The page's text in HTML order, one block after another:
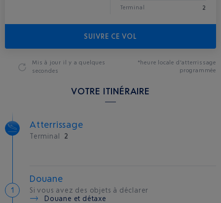
Terminal 2
SUIVRE CE VOL
Mis à jour il y a quelques
secondes
*heure locale d'atterrissage
programmée
VOTRE ITINÉRAIRE
Atterrissage
Terminal 2
Douane
Si vous avez des objets à déclarer
Douane et détaxe